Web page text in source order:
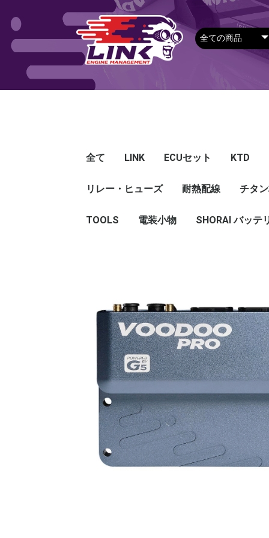
全て LINK
Plug-in ECU その
Wire-in ECU G5
G4X
G4＋
PDM
ECUアクセサリー Map
温度
その
CAN
DI
E-
CAN
Apparel Hat
T-
ECUセット KTD
Looms
センサー
Ignition
クラセン
サージ
EXマニ
燃料
電スロ
シリコ
エンジ
ハーネ
エアク
スイッチ
アダプ
その他
リレー・ヒューズ
リレー
リレーBOX
ヒューズケース
ブレーカー式ブレード
ブレーカー
耐熱配線
ETFE
FEP
チタ
TOOLS 電装小物 SHORAI バッテ